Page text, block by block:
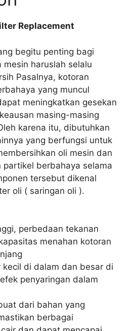
Replacement
begitu penting bagi
mesin haruslah selalu
Pasalnya, kotoran
yang muncul
meningkatkan gesekan
masing-masing
karena itu, dibutuhkan
yang berfungsi untuk
oli mesin dan
partikel berbahaya selama
tersebut dikenal
oli ( saringan oli ).
perbedaan tekanan
menahan kotoran
kecil di dalam dan besar di
penyaringan dalam
dari bahan yang
berbagai